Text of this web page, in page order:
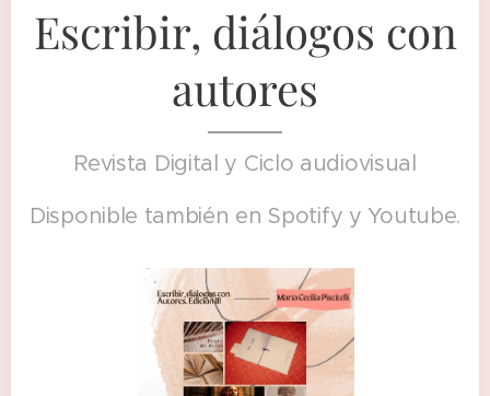
Escribir, diálogos con
autores
Revista Digital y Ciclo audiovisual
Disponible también en Spotify y Youtube.